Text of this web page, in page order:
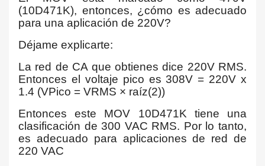
(10D471K), entonces, ¿cómo es adecuado
para una aplicación de 220V?
Déjame explicarte:
La red de CA que obtienes dice 220V RMS.
Entonces el voltaje pico es 308V = 220V x
1.4 (VPico = VRMS × raíz(2))
Entonces este MOV 10D471K tiene una
clasificación de 300 VAC RMS. Por lo tanto,
es adecuado para aplicaciones de red de
220 VAC